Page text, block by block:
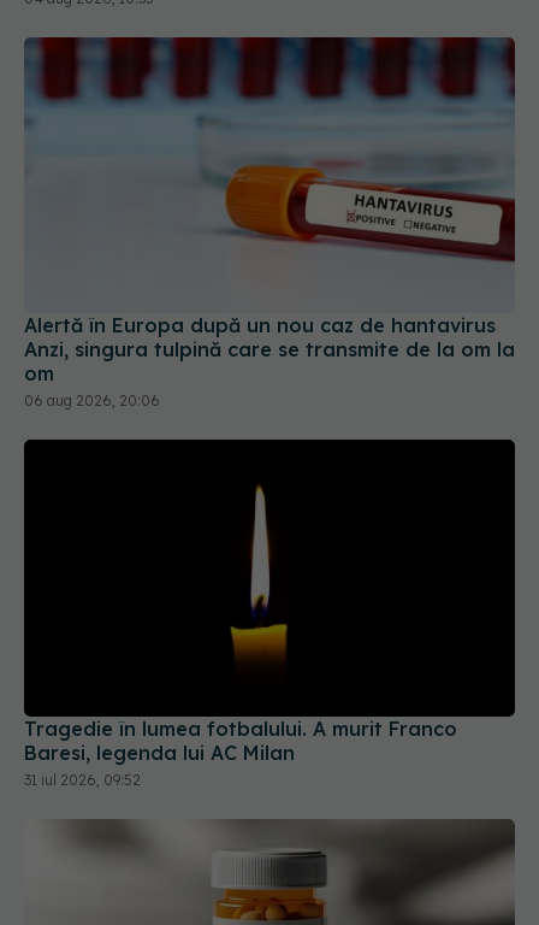
Anzi, singura tulpină care se transmite de la om la
om
06 aug 2026, 20:06
Baresi, legenda lui AC Milan
31 iul 2026, 09:52